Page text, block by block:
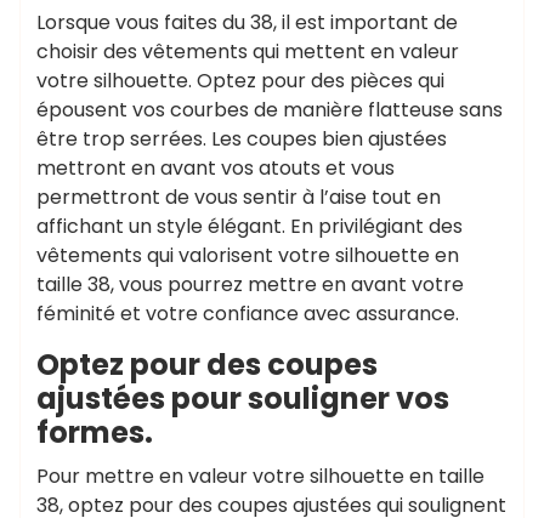
Lorsque vous faites du 38, il est important de
choisir des vêtements qui mettent en valeur
votre silhouette. Optez pour des pièces qui
épousent vos courbes de manière flatteuse sans
être trop serrées. Les coupes bien ajustées
mettront en avant vos atouts et vous
permettront de vous sentir à l’aise tout en
affichant un style élégant. En privilégiant des
vêtements qui valorisent votre silhouette en
taille 38, vous pourrez mettre en avant votre
féminité et votre confiance avec assurance.
Optez pour des coupes
ajustées pour souligner vos
formes.
Pour mettre en valeur votre silhouette en taille
38, optez pour des coupes ajustées qui soulignent